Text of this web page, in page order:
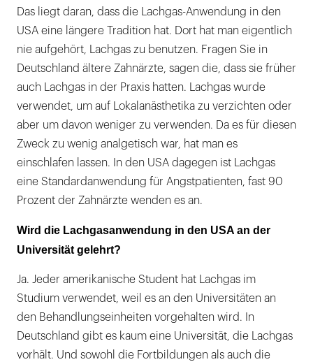
anwenden
Das liegt daran, dass die Lachgas-Anwendung in den
USA eine längere Tradition hat. Dort hat man eigentlich
nie aufgehört, Lachgas zu benutzen. Fragen Sie in
Deutschland ältere Zahnärzte, sagen die, dass sie früher
auch Lachgas in der Praxis hatten. Lachgas wurde
verwendet, um auf Lokalanästhetika zu verzichten oder
aber um davon weniger zu verwenden. Da es für diesen
Zweck zu wenig analgetisch war, hat man es
einschlafen lassen. In den USA dagegen ist Lachgas
eine Standardanwendung für Angstpatienten, fast 90
Prozent der Zahnärzte wenden es an.
Wird die Lachgasanwendung in den USA an der
Universität gelehrt?
Ja. Jeder amerikanische Student hat Lachgas im
Studium verwendet, weil es an den Universitäten an
den Behandlungseinheiten vorgehalten wird. In
Deutschland gibt es kaum eine Universität, die Lachgas
vorhält. Und sowohl die Fortbildungen als auch die